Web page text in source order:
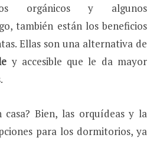
orgánicos y algunos
también están los beneficios
Ellas son una alternativa de
y accesible que le da mayor
casa? Bien, las orquídeas y la
para los dormitorios, ya